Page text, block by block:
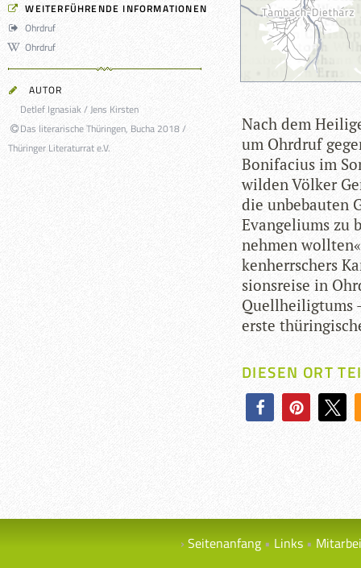
WEITERFÜHRENDE INFORMATIONEN
Ohrdruf
Ohrdruf
AUTOR
Detlef Ignasiak / Jens Kirsten
Das literarische Thüringen, Bucha 2018 /
Thüringer Literaturrat e.V.
Nach dem
um Ohr­d­ruf
Boni­fa­cius im
wil­den Völ­ker
die unbe­bau­ten
Evan­ge­li­ums zu
neh­men
ken­herr­schers
si­ons­reise in
Quell­hei­lig­tums
erste
DIESEN ORT
Seitenanfang Links